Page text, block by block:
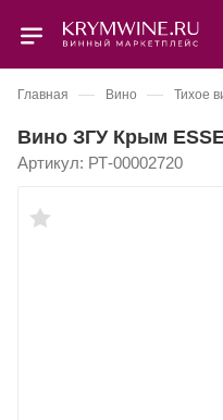
Главная — Вино — Тихое
Вино ЗГУ Крым
Артикул: РТ-00002720